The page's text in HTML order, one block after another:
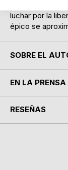
luchar por la
épico se
SOBRE EL
EN LA PRENSA
RESEÑAS